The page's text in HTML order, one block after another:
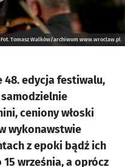
Fot. Tomasz Walków/archiwum www.wroclaw.pl
48. edycja festiwalu,
ceniony włoski
wykonawstwie
z epoki bądź ich
września, a oprócz